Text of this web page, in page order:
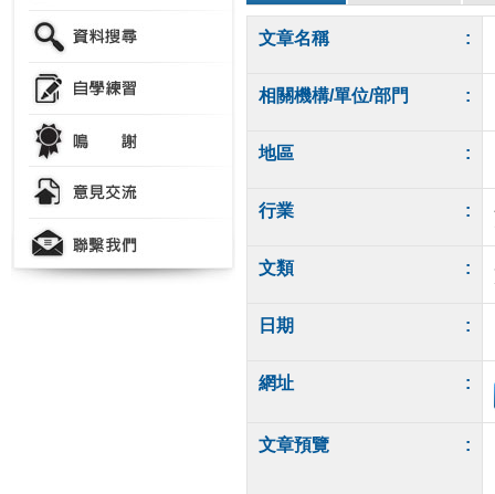
文章名稱 :
相關機構/單位/部門 :
地區 :
行業 :
文類 :
日期 :
網址 :
文章預覽 :